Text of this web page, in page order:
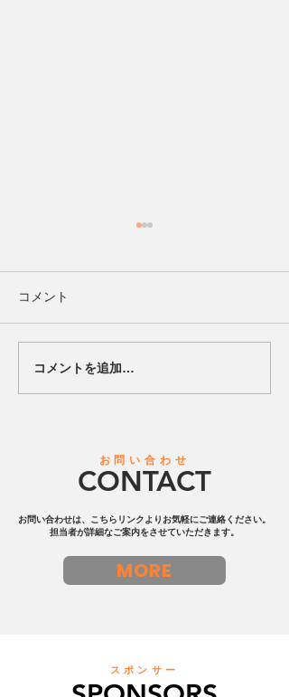
本日予定しておりましたエス
コートキッズにつきまして、
会場の大雨および雷の影響に
より、試合が中断しているた
せん。 なお、試合は天候が回
復次第、再開予定となってお
ります。 ご理解のほどよろし
くお願いいたします。
コメント
コメントを追加…
お問い合わせ
CONTACT
お問い合わせは、こちらリンクよりお気軽にご連絡ください。
担当者が詳細なご案内をさせていただきます。
MORE
スポンサー